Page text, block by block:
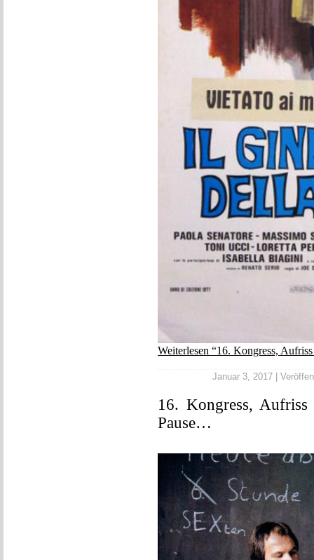
Weiterlesen “16. Kongress,
Januar 3, 2017 |
16. Kongress,
Pause…